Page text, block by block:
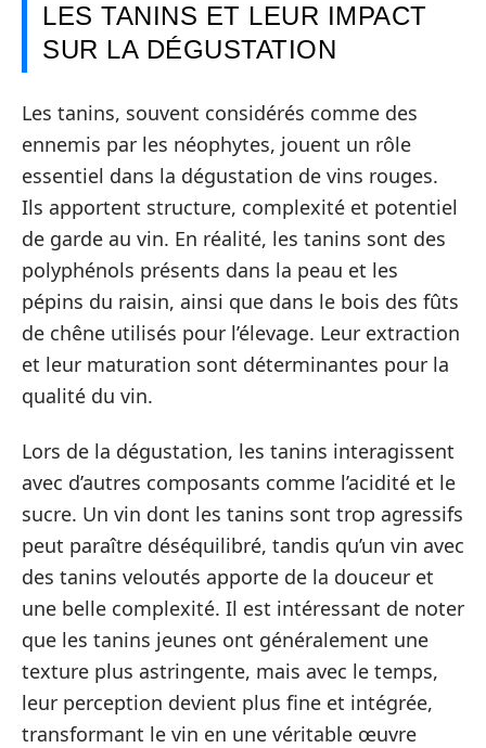
LES TANINS ET LEUR IMPACT
SUR LA DÉGUSTATION
Les tanins, souvent considérés comme des
ennemis par les néophytes, jouent un rôle
essentiel dans la dégustation de vins rouges.
Ils apportent structure, complexité et potentiel
de garde au vin. En réalité, les tanins sont des
polyphénols présents dans la peau et les
pépins du raisin, ainsi que dans le bois des fûts
de chêne utilisés pour l’élevage. Leur extraction
et leur maturation sont déterminantes pour la
qualité du vin.
Lors de la dégustation, les tanins interagissent
avec d’autres composants comme l’acidité et le
sucre. Un vin dont les tanins sont trop agressifs
peut paraître déséquilibré, tandis qu’un vin avec
des tanins veloutés apporte de la douceur et
une belle complexité. Il est intéressant de noter
que les tanins jeunes ont généralement une
texture plus astringente, mais avec le temps,
leur perception devient plus fine et intégrée,
transformant le vin en une véritable œuvre